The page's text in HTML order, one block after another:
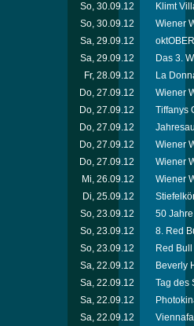
So, 30.09.12
Klimt
So, 30.09.12
Wiener
Sa, 29.09.12
Sa, 29.09.12
Das 3.
Fr, 28.09.12
La
Do, 27.09.12
Wiener
Do, 27.09.12
Tiffanys
Do, 27.09.12
Do, 27.09.12
Wiener
Do, 27.09.12
Wiener
Mi, 26.09.12
Wiener
Di, 25.09.12
So, 23.09.12
50
So, 23.09.12
8. Red
So, 23.09.12
Red
Sa, 22.09.12
Beverly
Sa, 22.09.12
Tag des
Sa, 22.09.12
Sa, 22.09.12